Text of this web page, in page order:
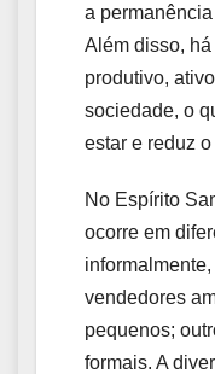
a
Além disso,
produtivo,
sociedade, o
estar e reduz
No Espírito
ocorre em
vendedores
pequenos;
formais. A